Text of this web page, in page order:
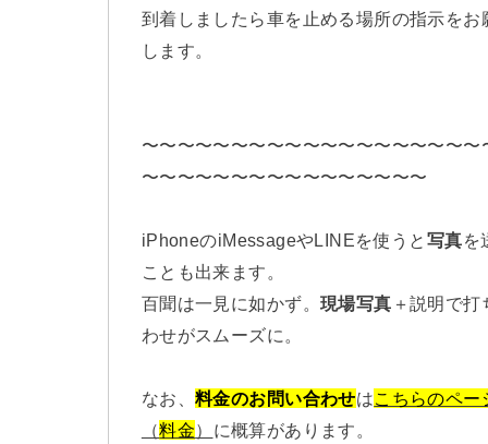
到着しましたら車を止める場所の指示をお
します。
〜〜〜〜〜〜〜〜〜〜〜〜〜〜〜〜〜〜〜
〜〜〜〜〜〜〜〜〜〜〜〜〜〜〜〜
iPhoneのiMessageやLINEを使うと 写真を
ことも出来ます。
百聞は一見に如かず。 現場写真 ＋説明で打
わせがスムーズに。
なお、料金のお問い合わせはこちらのペー
（料金） に概算があります。